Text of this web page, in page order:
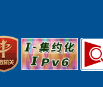
托克逊县政府网